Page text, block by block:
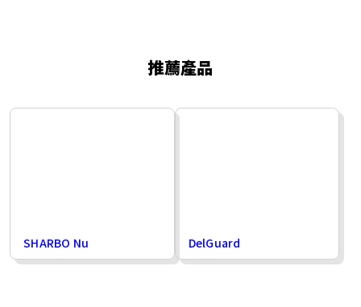
推薦產品
SHARBO Nu DelGuard